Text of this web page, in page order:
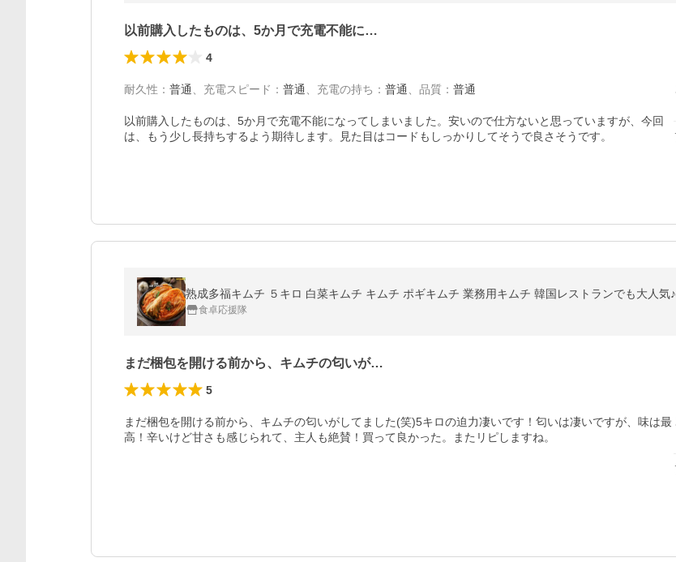
以前購入したものは、5か月で充電不能に…
4
耐久性 ： 普通 充電スピード ： 普通 充電の持ち ： 普通 品質 ： 普通
以前購入したものは、5か月で充電不能になってしまいました。安いので仕方ないと思っていますが、今回
は、もう少し長持ちするよう期待します。見た目はコードもしっかりしてそうで良さそうです。
熟成多福キムチ ５キロ 白菜キムチ キムチ ポギキムチ 業務用キムチ 韓国レストランでも大人気♪
食卓応援隊
まだ梱包を開ける前から、キムチの匂いが…
5
まだ梱包を開ける前から、キムチの匂いがしてました(笑)5キロの迫力凄いです！匂いは凄いですが、味は最
高！辛いけど甘さも感じられて、主人も絶賛！買って良かった。またリピしますね。